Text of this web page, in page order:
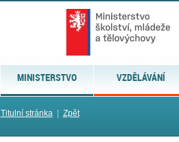
MINISTERSTVO VZDĚLÁVÁNÍ
Titulní stránka| Zpět